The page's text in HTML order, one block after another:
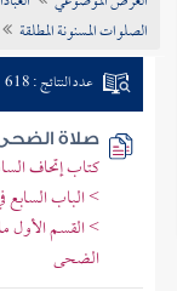
الصلوات المسنونة المطلقة
عدد النتائج : 618
صلاة
كتاب إتحاف
> الباب السابع
> القسم الأول
الضحى